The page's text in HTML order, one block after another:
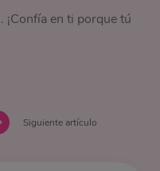
¡Confía en ti porque tú
Siguiente artículo